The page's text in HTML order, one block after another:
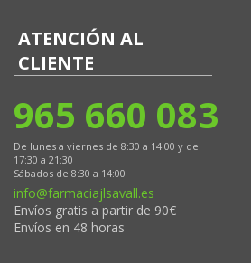
ATENCIÓN AL
CLIENTE
965 660 083
De lunes a viernes de 8:30 a 14:00 y de
17:30 a 21:30
Sábados de 8:30 a 14:00
info@farmaciajlsavall.es
Envíos gratis a partir de 90€
Envíos en 48 horas